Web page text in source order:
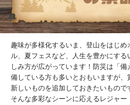
趣味が多様化するいま、登山をはじめ
ル、夏フェスなど、人生を豊かにす
しみ方が広がっています！防災は「備
備している方も多いとおもいますが、
新しいものを追加しておきたいもので
そんな多彩なシーンに応えるレジャー